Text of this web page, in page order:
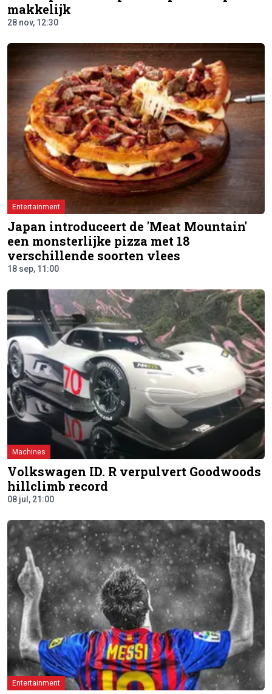
makkelijk
28 nov, 12:30
Entertainment
Japan introduceert de 'Meat Mountain'
een monsterlijke pizza met 18
verschillende soorten vlees
18 sep, 11:00
Machines
Volkswagen ID. R verpulvert Goodwoods
hillclimb record
08 jul, 21:00
Entertainment